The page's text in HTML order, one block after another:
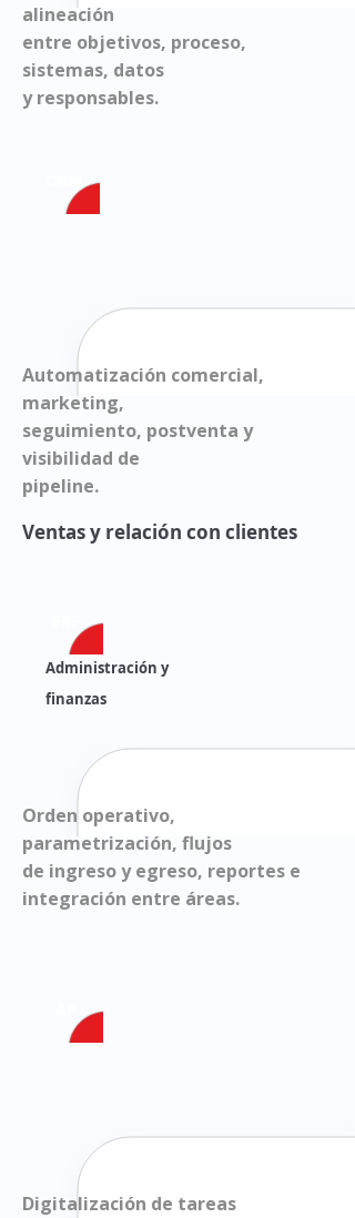
alineación
entre objetivos, proceso,
sistemas, datos
y responsables.
Automatización comercial,
marketing,
seguimiento, postventa y
visibilidad de
pipeline.
Ventas y relación con clientes
Administración y
finanzas
Orden operativo,
parametrización, flujos
de ingreso y egreso, reportes e
integración entre áreas.
Digitalización de tareas